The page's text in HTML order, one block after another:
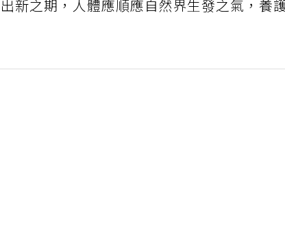
新之期，人體應順應自然界生發之氣，養